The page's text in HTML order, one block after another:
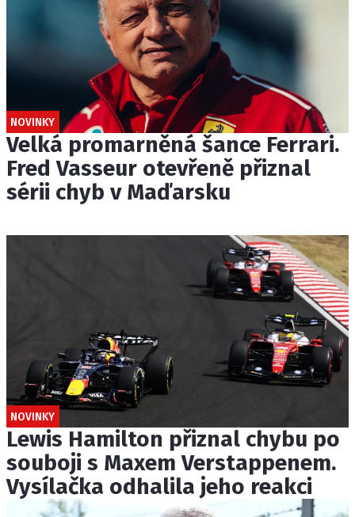
NOVINKY
Velká promarněná šance Ferrari.
Fred Vasseur otevřeně přiznal
sérii chyb v Maďarsku
NOVINKY
Lewis Hamilton přiznal chybu po
souboji s Maxem Verstappenem.
Vysílačka odhalila jeho reakci